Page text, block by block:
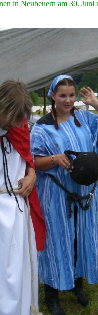
in Neubeuern am 30. Juni